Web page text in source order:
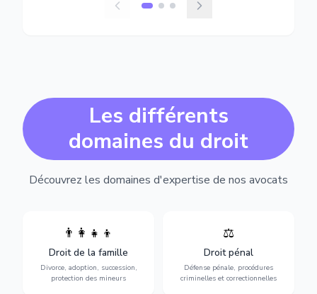
Les différents
domaines du droit
Découvrez les domaines d'expertise de nos avocats
👨‍👩‍👧‍👦
Droit de la famille
Divorce, adoption, succession,
protection des mineurs
Divorce, garde d'enfants,
adoption, succession et
protection des personnes
vulnérables.
⚖️
Droit pénal
Défense pénale, procédures
criminelles et correctionnelles
Expertise en matière pénale,
vue jusqu'au procès, pour
toute affaire correctionnelle
ou criminelle.